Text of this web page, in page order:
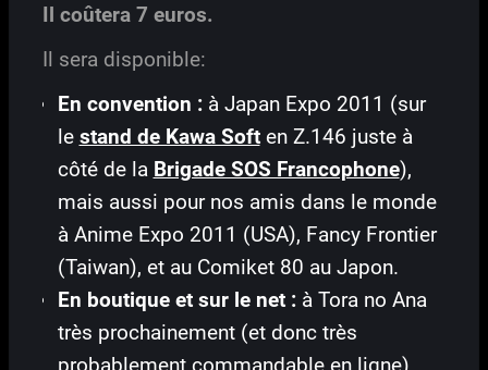
Il coûtera 7 euros.
Il sera disponible:
En convention :à Japan Expo 2011 (sur
le stand de Kawa Soften Z.146 juste à
côté de la Brigade SOS Francophone),
mais aussi pour nos amis dans le monde
à Anime Expo 2011 (USA), Fancy Frontier
(Taiwan), et au Comiket 80 au Japon.
En boutique et sur le net :à Tora no Ana
très prochainement (et donc très